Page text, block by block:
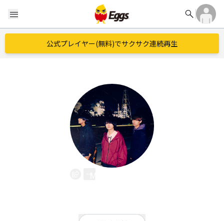
menu search
公式プレイヤー(無料)でサクサク連続再生